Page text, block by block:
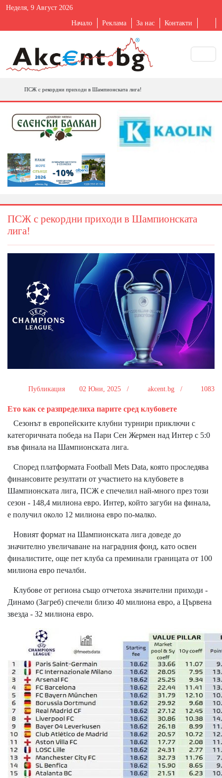
Неделя, 9 Август 2026
Начало Реклама За нас Контакти
ПСЖ с рекордни приходи в Шампионската лига!
ПСЖ с рекордни приходи в Шампионската
лига!
Публикация 02 Юни, 2025 / akcent.bg / 1083
Ето как се разпределиха парите сред клубовете
Сезонът в европейските клубни турнири приключи с
категоричната победа на Пари Сен Жермен над Интер с 5:0
във финала на Шампионската лига.
Според платформата Football Mets Data, която проследява
финансовите резултати от участието на клубовете в
Шампионската лига, ПСЖ е спечелил най-много през този
сезон - 148,4 милиона евро. Интер, който загуби на финала,
е получил около 12 милиона евро по-малко.
Новият формат на Шампионската лига доведе до
значително увеличаване на наградния фонд, като освен
финалистите, още пет клуба са преминали границата от 100
милиона евро печалби.
Клубове от региона също отчетоха значителни приходи -
Динамо (Загреб) спечели близо 40 милиона евро, а Цървена
звезда - 32 милиона евро.